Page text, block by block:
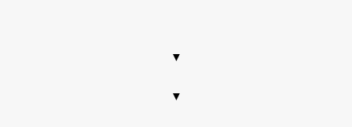
▼
▼